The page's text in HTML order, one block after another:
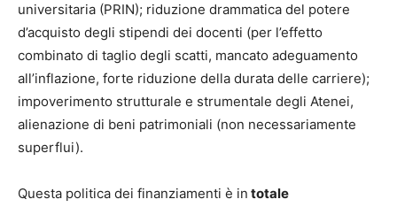
universitaria (PRIN); riduzione drammatica del potere
d’acquisto degli stipendi dei docenti (per l’effetto
combinato di taglio degli scatti, mancato adeguamento
all’inflazione, forte riduzione della durata delle carriere);
impoverimento strutturale e strumentale degli Atenei,
alienazione di beni patrimoniali (non necessariamente
superflui).
Questa politica dei finanziamenti è in totale